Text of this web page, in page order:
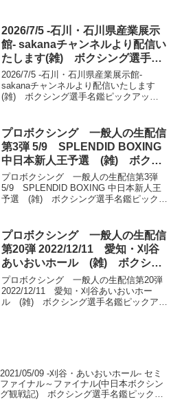
ボクシング選手名鑑アマチュアボクシン
グにつ...
2026/7/5 -石川・石川県産業展示
館- sakanaチャンネルより配信い
たします(雑) ボクシング選手名
鑑ピックアップ！
2026/7/5 -石川・石川県産業展示館-
sakanaチャンネルより配信いたします
(雑) ボクシング選手名鑑ピックアッ
行。後を担うには相応しい面々が育って
いる。...
プロボクシング 一般人の生配信
第3弾 5/9 SPLENDID BOXING
中日本新人王予選 (雑) ボクシ
ング選手名鑑ピックアップ！
プロボクシング 一般人の生配信第3弾
5/9 SPLENDID BOXING 中日本新人王
予選 (雑) ボクシング選手名鑑ピックア
信予定です。 まだまだ、や...
プロボクシング 一般人の生配信
第20弾 2022/12/11 愛知・刈谷
あいおいホール (雑) ボクシン
グ選手名鑑ピックアップ！
プロボクシング 一般人の生配信第20弾
2022/12/11 愛知・刈谷あいおいホー
ル (雑) ボクシング選手名鑑ピックアッ
2021/05/09 -刈谷・あいおいホール- セミ
ファイナル～ファイナル(中日本ボクシン
グ観戦記) ボクシング選手名鑑ピックア